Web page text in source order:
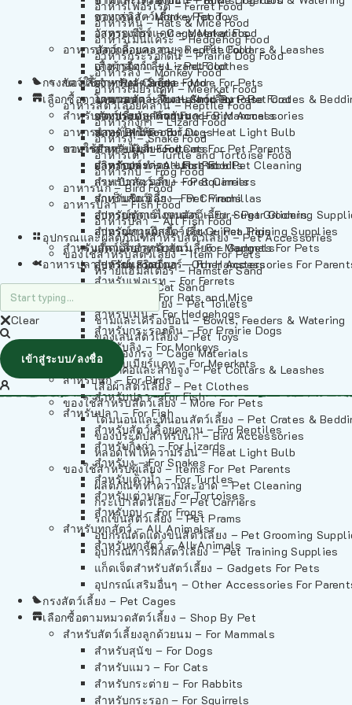
อาหารเฟอร์เร็ต – Ferret Food
อาหารหนู – Rats & Mice Food
อาหารเม่นแคระ – Hedgehog Food
อาหารกระรอกดิน – Prairie Dog Food
อาหารลิง – Monkey Food
อาหารเมียร์แคท – Meerkat Food
อาหารสัตว์เลี้อยคลาน – Reptile Food
อาหารกิ้งก่า – Lizard Food
อาหารงู – Snake Food
อาหารเต่า – Turtle and Tortoise Food
อาหารกบ – Frog Food
อาหารนก – Bird Food
อาหารปลา – Fish Food
อาหารปลา – All Fish Food
อุปกรณและผลิตภัณฑ์สำหรับสัตว์เลี้ยง – Pet Accessories
ของใช้สำหรับสัตว์เลี้ยง – Item For Pets
ทรายแฮมสเตอร์ – Hamster Sand
ทรายแมว – Cat Sand
ห้องน้ำสัตว์เลี้ยง – Pet Toilets
ชามและเครื่องป้อน – Bowls, Feeders & Watering
ของเล่นสัตว์เลี้ยง – Pet Toys
วัสดุรองกรง – Cage Materials
ปลอกคอและสายจูง – Pet Collars & Leashes
เสื้อผ้าสัตว์เลี้ยง – Pet Clothes
ของใช้สำหรับสัตว์เลี้ยง – More For Pets
โดมนอนและที่นอนสัตว์เลี้ยง – Pet Crates &
ของประดับสำหรับนก – Bird Accessories
หลอดไฟให้ความร้อน – Heat Light Bulb
ของใช้สำหรับผู้เลี้ยง – Items For Pet Parents
ผลิตภัณฑ์ทำความสะอาด – Pet Cleaning
กระเป๋าสัตว์เลี้ยง – Pet Carriers
รถเข็นสัตว์เลี้ยง – Pet Prams
อุปกรณ์ตัดแต่งขนสัตว์เลี้ยง – Pet Grooming
อุปกรณ์การฝึกสัตว์เลี้ยง – Pet Training Supplies
แก็ดเจ็ตสำหรับสัตว์เลี้ยง – Gadgets For Pets
อุปกรณ์เสริมอื่นๆ – Other Accessories For
กรงสัตว์เลี้ยง – Pet Cages
เลือกซื้อตามหมวดสัตว์เลี้ยง – Shop By Pet
สำหรับสัตว์เลี้ยงลูกด้วยนม – For Mammals
สำหรับสุนัข – For Dogs
สำหรับแมว – For Cats
สำหรับกระต่าย – For Rabbits
สำหรับกระรอก – For Squirrels
อาหารลิง – Monkey Food
อาหารเมียร์แคท – Meerkat Food
อาหารสัตว์เลี้อยคลาน – Reptile Food
อาหารกิ้งก่า – Lizard Food
อาหารงู – Snake Food
อาหารเต่า – Turtle and Tortoise Food
อาหารกบ – Frog Food
อาหารนก – Bird Food
อาหารปลา – Fish Food
อาหารปลา – All Fish Food
ของเล่นสัตว์เลี้ยง – Pet Toys
วัสดุรองกรง – Cage Materials
ปลอกคอและสายจูง – Pet Collars & Leashes
เสื้อผ้าสัตว์เลี้ยง – Pet Clothes
ของใช้สำหรับสัตว์เลี้ยง – More For Pets
โดมนอนและที่นอนสัตว์เลี้ยง – Pet Crates &
ของประดับสำหรับนก – Bird Accessories
หลอดไฟให้ความร้อน – Heat Light Bulb
ของใช้สำหรับผู้เลี้ยง – Items For Pet Parents
ผลิตภัณฑ์ทำความสะอาด – Pet Cleaning
กระเป๋าสัตว์เลี้ยง – Pet Carriers
รถเข็นสัตว์เลี้ยง – Pet Prams
อุปกรณ์ตัดแต่งขนสัตว์เลี้ยง – Pet Grooming
อุปกรณ์การฝึกสัตว์เลี้ยง – Pet Training Supplies
แก็ดเจ็ตสำหรับสัตว์เลี้ยง – Gadgets For Pets
อุปกรณ์เสริมอื่นๆ – Other Accessories For
กรงสัตว์เลี้ยง – Pet Cages
เลือกซื้อตามหมวดสัตว์เลี้ยง – Shop By Pet
สำหรับสัตว์เลี้ยงลูกด้วยนม – For Mammals
สำหรับสุนัข – For Dogs
สำหรับแมว – For Cats
สำหรับกระต่าย – For Rabbits
สำหรับกระรอก – For Squirrels
สำหรับชินชิล่า – For Chinchillas
สำหรับชูการ์ไกลเดอร์ – For Sugar Gliders
สำหรับหนูแกสบี้ – For Guinea Pigs
สำหรับสัตว์เลี้ยงลูกด้วยนม – For Mammals
สำหรับแฮมสเตอร์ – For Hamsters
สำหรับเฟอเรท – For Ferrets
สำหรับหนู – For Rats and Mice
สำหรับเม่น – For Hedgehogs
สำหรับกระรอกดิน – For Prairie Dogs
สำหรับลิง – For Monkeys
สำหรับเมียร์แคท – For Meerkats
สำหรับนก – For Birds
สำหรับปลา – For Fish
สำหรับปลา – For Fish
สำหรับสัตว์เลื้อยคลาน – For Reptiles
สำหรับกิ้งก่า – For Lizards
สำหรับงู – For Snakes
สำหรับเต่าน้ำ – For Turtles
สำหรับเต่าบก – For Tortoises
สำหรับกบ – For Frogs
สำหรับทุกสัตว์ – All Animals
สำหรับทุกสัตว์ – All Animals
อาหารปลา – Fish Food
Clear
เข้าสู่ระบบ/ลงชื่อ